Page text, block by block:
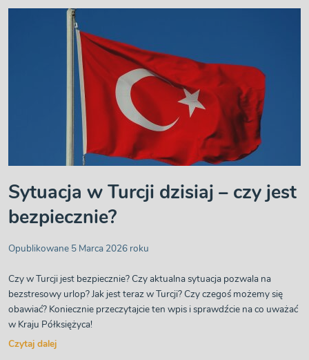
Sytuacja w Turcji dzisiaj – czy jest
bezpiecznie?
Opublikowane 5 Marca 2026 roku
Czy w Turcji jest bezpiecznie? Czy aktualna sytuacja pozwala na
bezstresowy urlop? Jak jest teraz w Turcji? Czy czegoś możemy się
obawiać? Koniecznie przeczytajcie ten wpis i sprawdźcie na co uważać
w Kraju Półksiężyca!
Czytaj dalej